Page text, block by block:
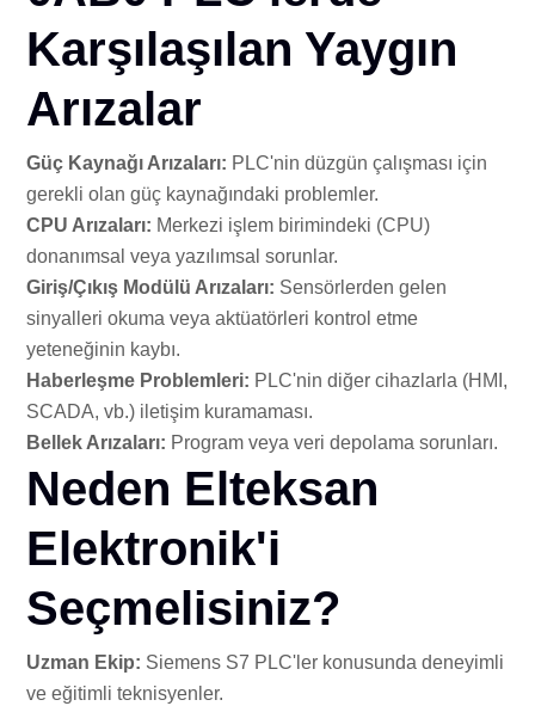
Karşılaşılan Yaygın
Arızalar
Güç Kaynağı Arızaları: PLC'nin düzgün çalışması için
gerekli olan güç kaynağındaki problemler.
CPU Arızaları: Merkezi işlem birimindeki (CPU)
donanımsal veya yazılımsal sorunlar.
Giriş/Çıkış Modülü Arızaları: Sensörlerden gelen
sinyalleri okuma veya aktüatörleri kontrol etme
yeteneğinin kaybı.
Haberleşme Problemleri: PLC'nin diğer cihazlarla (HMI,
SCADA, vb.) iletişim kuramaması.
Bellek Arızaları: Program veya veri depolama sorunları.
Neden Elteksan
Elektronik'i
Seçmelisiniz?
Uzman Ekip: Siemens S7 PLC'ler konusunda deneyimli
ve eğitimli teknisyenler.